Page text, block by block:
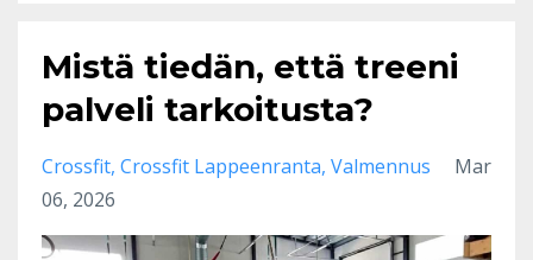
Mistä tiedän, että treeni
palveli tarkoitusta?
Crossfit Crossfit Lappeenranta Valmennus
Mar
06, 2026